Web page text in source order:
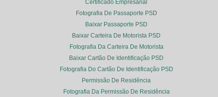
Certificado Empresarial
Fotografia De Passaporte PSD
Baixar Passaporte PSD
Baixar Carteira De Motorista PSD
Fotografia Da Carteira De Motorista
Baixar Cartão De Identificação PSD
Fotografia Do Cartão De Identificação PSD
Permissão De Residência
Fotografia Da Permissão De Residência